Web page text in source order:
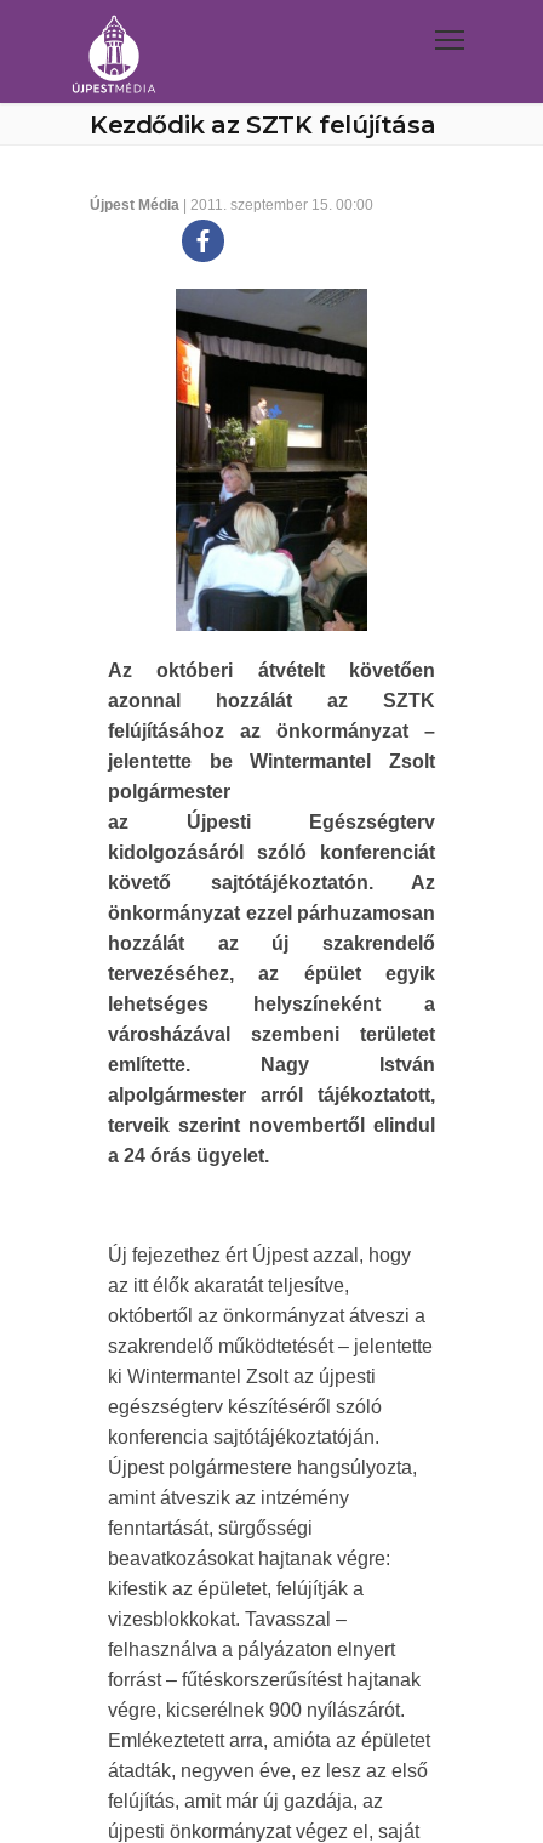
Kezdődik az SZTK felújítása
Újpest Média | 2011. szeptember 15. 00:00
Az októberi átvételt követően
azonnal hozzálát az SZTK
felújításához az önkormányzat –
jelentette be Wintermantel Zsolt
polgármester
az Újpesti Egészségterv
kidolgozásáról szóló konferenciát
követő sajtótájékoztatón. Az
önkormányzat ezzel párhuzamosan
hozzálát az új szakrendelő
tervezéséhez, az épület egyik
lehetséges helyszíneként a
városházával szembeni területet
említette. Nagy István
alpolgármester arról tájékoztatott,
terveik szerint novembertől elindul
a 24 órás ügyelet.
Új fejezethez ért Újpest azzal, hogy
az itt élők akaratát teljesítve,
októbertől az önkormányzat átveszi a
szakrendelő működtetését – jelentette
ki Wintermantel Zsolt az újpesti
egészségterv készítéséről szóló
konferencia sajtótájékoztatóján.
Újpest polgármestere hangsúlyozta,
amint átveszik az intzémény
fenntartását, sürgősségi
beavatkozásokat hajtanak végre:
kifestik az épületet, felújítják a
vizesblokkokat. Tavasszal –
felhasználva a pályázaton elnyert
forrást – fűtéskorszerűsítést hajtanak
végre, kicserélnek 900 nyílászárót.
Emlékeztetett arra, amióta az épületet
átadták, negyven éve, ez lesz az első
felújítás, amit már új gazdája, az
újpesti önkormányzat végez el, saját